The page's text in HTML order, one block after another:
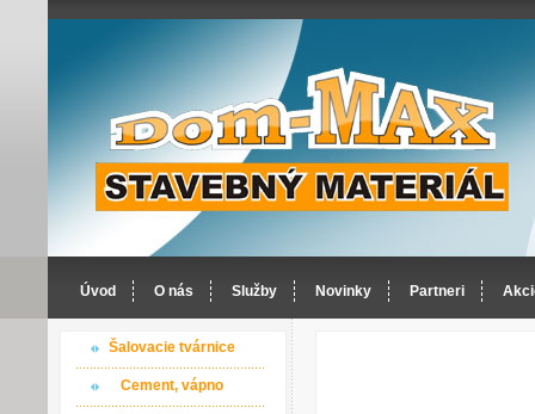
Úvod O nás Služby Novinky Partneri
Šalovacie tvárnice
Cement, vápno